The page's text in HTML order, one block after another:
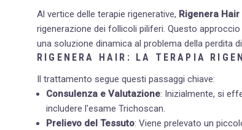
Al vertice delle terapie rigenerative, Rigenera Hair
rigenerazione dei follicoli piliferi. Questo
una soluzione dinamica al problema della perdita
RIGENERA HAIR: LA TERAPIA
Il trattamento segue questi passaggi chiave:
Consulenza e Valutazione: Inizialmente, si
includere l'esame Trichoscan.
Prelievo del Tessuto: Viene prelevato un